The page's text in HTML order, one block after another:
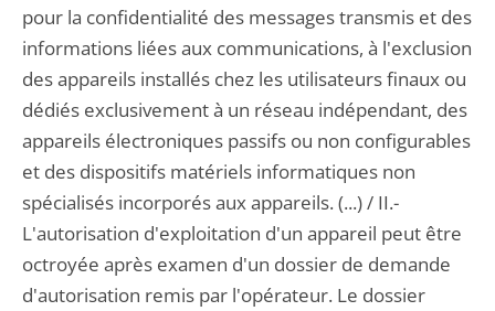
pour la confidentialité des messages transmis et des
informations liées aux communications, à l'exclusion
des appareils installés chez les utilisateurs finaux ou
dédiés exclusivement à un réseau indépendant, des
appareils électroniques passifs ou non configurables
et des dispositifs matériels informatiques non
spécialisés incorporés aux appareils. (...) / II.-
L'autorisation d'exploitation d'un appareil peut être
octroyée après examen d'un dossier de demande
d'autorisation remis par l'opérateur. Le dossier